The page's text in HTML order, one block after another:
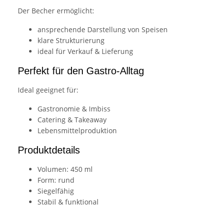
Der Becher ermöglicht:
ansprechende Darstellung von Speisen
klare Strukturierung
ideal für Verkauf & Lieferung
Perfekt für den Gastro-Alltag
Ideal geeignet für:
Gastronomie & Imbiss
Catering & Takeaway
Lebensmittelproduktion
Produktdetails
Volumen: 450 ml
Form: rund
Siegelfähig
Stabil & funktional